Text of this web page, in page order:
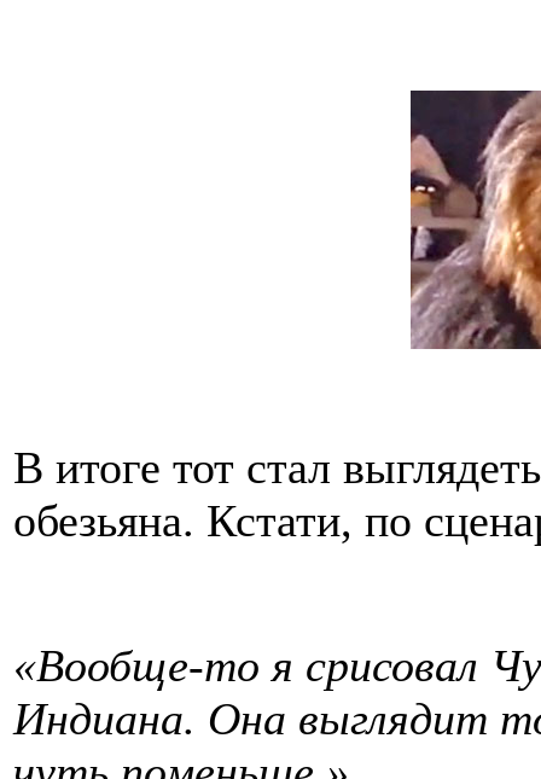
В итоге тот стал
обезьяна. Кстати, по
«Вообще-то я срисовал
Индиана. Она выглядит